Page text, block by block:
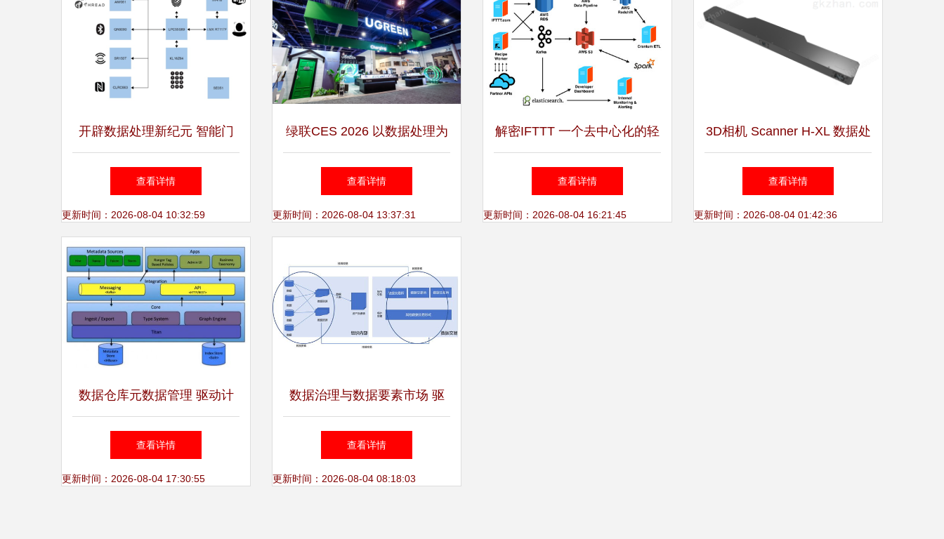
开辟数据处理新纪元 智能门
禁解决方案的未来之路
查看详情
更新时间：2026-08-04 10:32:59
绿联CES 2026 以数据处理为
核心，构筑无缝智能生活新生
态
查看详情
更新时间：2026-08-04 13:37:31
解密IFTTT 一个去中心化的轻
量级数据处理架构
查看详情
更新时间：2026-08-04 16:21:45
3D相机 Scanner H-XL 数据处
理流程与技术解析
查看详情
更新时间：2026-08-04 01:42:36
数据仓库元数据管理 驱动计
算机系统服务的核心引擎
查看详情
更新时间：2026-08-04 17:30:55
数据治理与数据要素市场 驱
动数据处理、交易与入表的价
值基石
查看详情
更新时间：2026-08-04 08:18:03